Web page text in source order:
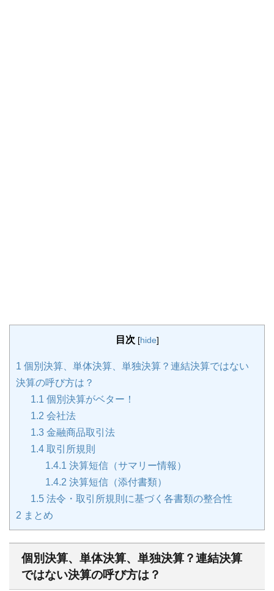
目次 [hide]
1 個別決算、単体決算、単独決算？連結決算ではない
決算の呼び方は？
1.1 個別決算がベター！
1.2 会社法
1.3 金融商品取引法
1.4 取引所規則
1.4.1 決算短信（サマリー情報）
1.4.2 決算短信（添付書類）
1.5 法令・取引所規則に基づく各書類の整合性
2 まとめ
個別決算、単体決算、単独決算？連結決算
ではない決算の呼び方は？